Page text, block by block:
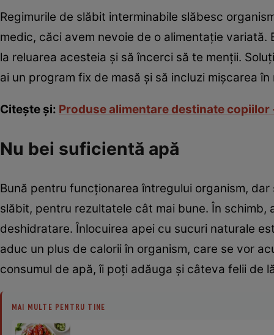
Regimurile de slăbit interminabile slăbesc
medic, căci avem nevoie de o alimentaţie
la reluarea acesteia şi să încerci să te menţii.
ai un program fix de masă şi să incluzi mişcarea
Citeşte şi: Produse alimentare destinate copiilor
Nu bei suficientă apă
Bună pentru funcţionarea întregului organism,
slăbit, pentru rezultatele cât mai bune. În
deshidratare. Înlocuirea apei cu sucuri naturale
aduc un plus de calorii în organism, care se vor
consumul de apă, îi poţi adăuga şi câteva felii de
MAI MULTE PENTRU TINE